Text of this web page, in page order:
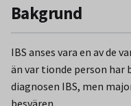
Bakgrund
IBS anses vara en av de
än var tionde person har
diagnosen IBS, men
besvären.